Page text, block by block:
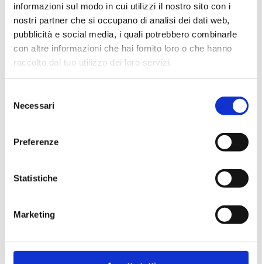
informazioni sul modo in cui utilizzi il nostro sito con i
nostri partner che si occupano di analisi dei dati web,
pubblicità e social media, i quali potrebbero combinarle
con altre informazioni che hai fornito loro o che hanno
raccolto dal tuo utilizzo dei loro servizi.
delNecessari
Preferenze
Statistiche
Marketing
Maximaler Betriebsdruck: 10 bar
Weiter zum Produkt